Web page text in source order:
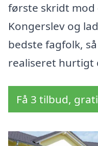
første skridt
Kongerslev og
bedste fagfolk,
realiseret hurtigt
Få 3 tilbud,